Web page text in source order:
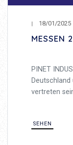
18/01/2025
MESSEN
PINET
Deutschland
vertreten
SEHEN